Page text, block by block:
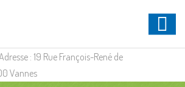
: 19 Rue François-René de
Vannes